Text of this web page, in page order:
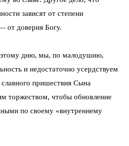
зависят от степени
от доверия Богу.
этому дню, мы, по малодушию,
и недостаточно усердствуем
пришествия Сына
торжеством, чтобы обновление
по своему «внутреннему